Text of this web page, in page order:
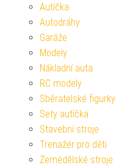
Autíčka
Autodráhy
Garáže
Modely
Nákladní auta
RC modely
Sběratelské figurky
Sety autíčka
Stavební stroje
Trenažér pro děti
Zemědělské stroje